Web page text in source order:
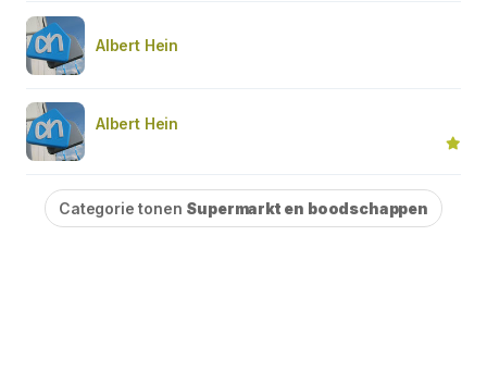
Albert Hein
Albert Hein
Categorie tonen Supermarkt en boodschappen